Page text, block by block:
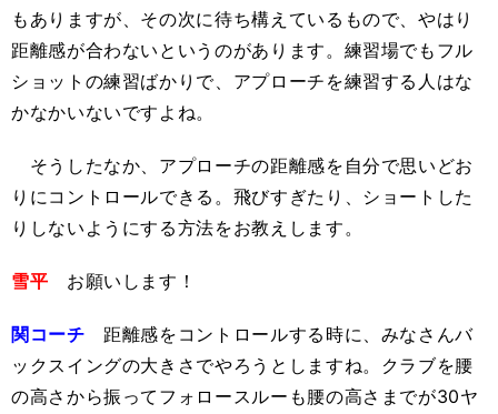
もありますが、その次に待ち構えているもので、やはり
距離感が合わないというのがあります。練習場でもフル
ショットの練習ばかりで、アプローチを練習する人はな
かなかいないですよね。
そうしたなか、アプローチの距離感を自分で思いどお
りにコントロールできる。飛びすぎたり、ショートした
りしないようにする方法をお教えします。
雪平 お願いします！
関コーチ 距離感をコントロールする時に、みなさんバ
ックスイングの大きさでやろうとしますね。クラブを腰
の高さから振ってフォロースルーも腰の高さまでが30ヤ